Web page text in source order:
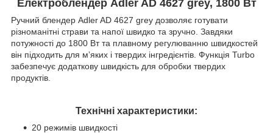
Електроблендер Adler AD 4627 grey, 1800 Вт
Ручний блендер Adler AD 4627 grey дозволяє готувати
різноманітні страви та напої швидко та зручно. Завдяки
потужності до 1800 Вт та плавному регулюванню швидкостей
він підходить для м’яких і твердих інгредієнтів. Функція Turbo
забезпечує додаткову швидкість для обробки твердих
продуктів.
Технічні характеристики:
20 режимів швидкості